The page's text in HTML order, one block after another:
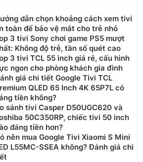
dẫn chọn khoảng cách xem tivi
toàn để bảo vệ mắt cho trẻ nhỏ
3 tivi Sony chơi game PS5 mượt
Không độ trễ, tần số quét cao
3 tivi TCL 55 inch giá rẻ, cấu hình
ngon cho phòng khách gia đình
giá chi tiết Google Tivi TCL
QLED 65 Inch 4K 65P7L có
tiền không?
sánh tivi Casper D50UGC620 và
50C350RP, chiếc tivi 50 inch
đáng tiền hơn?
nên mua Google Tivi Xiaomi S Mini
L55MC-SSEA không? Đánh giá chi